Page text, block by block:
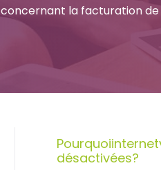
concernant la facturation
désactivées?